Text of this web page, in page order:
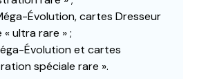
Évolution, cartes Dresseur
ultra rare » ;
Évolution et cartes
spéciale rare ».